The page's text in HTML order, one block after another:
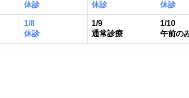
休診
休診
休診
1/8
休診
1/9
通常診療
1/10
午前の